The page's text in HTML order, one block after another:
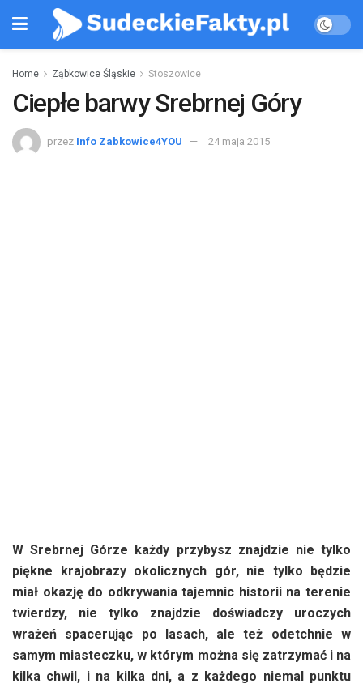
Home Ząbkowice Śląskie Stoszowice
Ciepłe barwy Srebrnej Góry
przez Info Zabkowice4YOU 24 maja 2015
W Srebrnej Górze każdy przybysz znajdzie nie tylko
piękne krajobrazy okolicznych gór, nie tylko będzie
miał okazję do odkrywania tajemnic historii na terenie
twierdzy, nie tylko znajdzie doświadczy uroczych
wrażeń spacerując po lasach, ale też odetchnie w
samym miasteczku, w którym można się zatrzymać i na
kilka chwil, i na kilka dni, a z każdego niemal punktu